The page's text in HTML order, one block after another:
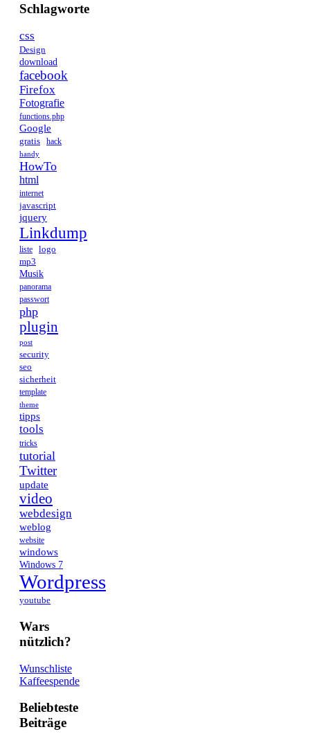
Schlagworte
css
Design
download
facebook
Firefox
Fotografie
functions.php
Google
gratis hack
handy
HowTo
html
internet
javascript
jquery
Linkdump
liste
logo
mp3
Musik
panorama
passwort
php
plugin
post
security
seo
sicherheit
template
theme
tipps
tools
tricks
tutorial
Twitter
update
video
webdesign
weblog
website
windows
Windows 7
Wordpress
youtube
Wars
nützlich?
Wunschliste
Kaffeespende
Beliebteste
Beiträge